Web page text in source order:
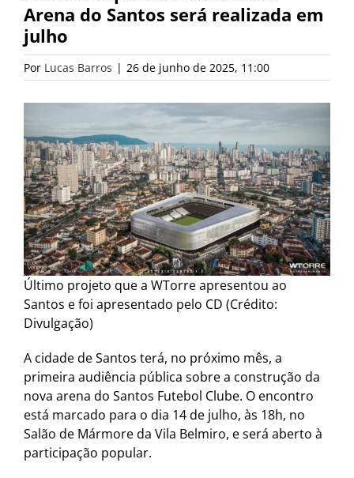
Arena do Santos será realizada em
julho
Por Lucas Barros | 26 de junho de 2025, 11:00
Último projeto que a WTorre apresentou ao
Santos e foi apresentado pelo CD (Crédito:
Divulgação)
A cidade de Santos terá, no próximo mês, a
primeira audiência pública sobre a construção da
nova arena do Santos Futebol Clube. O encontro
está marcado para o dia 14 de julho, às 18h, no
Salão de Mármore da Vila Belmiro, e será aberto à
participação popular.